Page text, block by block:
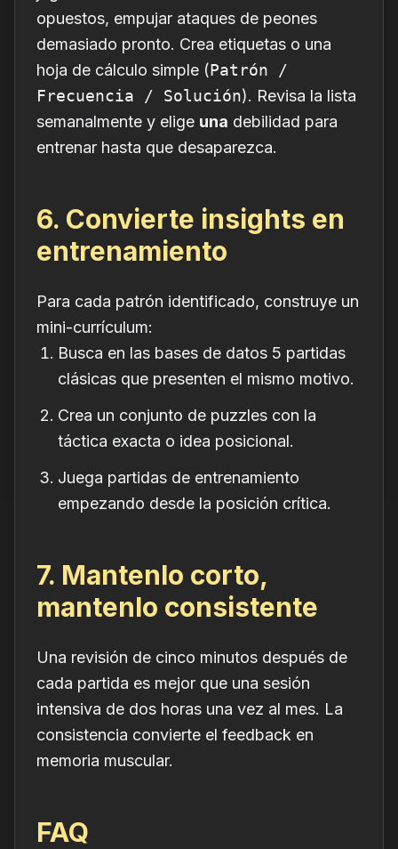
opuestos, empujar ataques de peones
demasiado pronto. Crea etiquetas o una
hoja de cálculo simple (Patrón /
Frecuencia / Solución). Revisa la lista
semanalmente y elige una debilidad para
entrenar hasta que desaparezca.
6. Convierte insights en
entrenamiento
Para cada patrón identificado, construye un
mini-currículum:
Busca en las bases de datos 5 partidas
clásicas que presenten el mismo motivo.
Crea un conjunto de puzzles con la
táctica exacta o idea posicional.
Juega partidas de entrenamiento
empezando desde la posición crítica.
7. Mantenlo corto,
mantenlo consistente
Una revisión de cinco minutos después de
cada partida es mejor que una sesión
intensiva de dos horas una vez al mes. La
consistencia convierte el feedback en
memoria muscular.
FAQ